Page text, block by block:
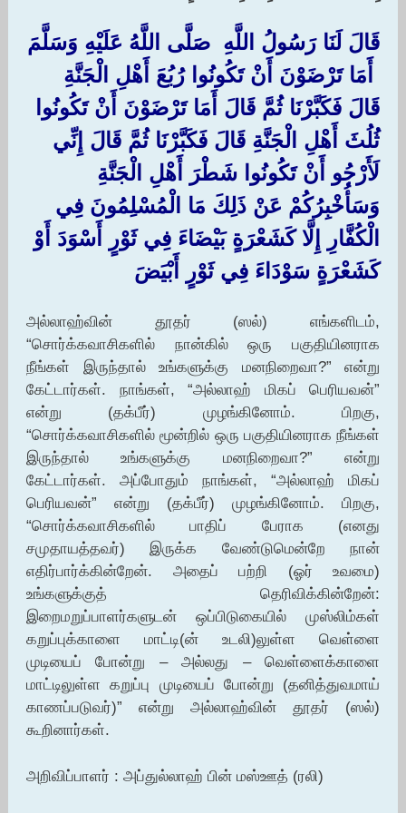
‏قَالَ لَنَا رَسُولُ اللَّهِ ‏ ‏صَلَّى اللَّهُ عَلَيْهِ وَسَلَّمَ
‏ ‏أَمَا تَرْضَوْنَ أَنْ تَكُونُوا رُبُعَ أَهْلِ الْجَنَّةِ
قَالَ فَكَبَّرْنَا ثُمَّ قَالَ أَمَا تَرْضَوْنَ أَنْ تَكُونُوا
ثُلُثَ أَهْلِ الْجَنَّةِ قَالَ فَكَبَّرْنَا ثُمَّ قَالَ إِنِّي
لَأَرْجُو أَنْ تَكُونُوا شَطْرَ أَهْلِ الْجَنَّةِ
وَسَأُخْبِرُكُمْ عَنْ ذَلِكَ مَا الْمُسْلِمُونَ فِي
الْكُفَّارِ إِلَّا كَشَعْرَةٍ بَيْضَاءَ فِي ثَوْرٍ أَسْوَدَ أَوْ
كَشَعْرَةٍ سَوْدَاءَ فِي ثَوْرٍ أَبْيَضَ
அல்லாஹ்வின் தூதர் (ஸல்) எங்களிடம்,
“சொர்க்கவாசிகளில் நான்கில் ஒரு பகுதியினராக
நீங்கள் இருந்தால் உங்களுக்கு மனநிறைவா?” என்று
கேட்டார்கள். நாங்கள், “அல்லாஹ் மிகப் பெரியவன்”
என்று (தக்பீர்) முழங்கினோம். பிறகு,
“சொர்க்கவாசிகளில் மூன்றில் ஒரு பகுதியினராக நீங்கள்
இருந்தால் உங்களுக்கு மனநிறைவா?” என்று
கேட்டார்கள். அப்போதும் நாங்கள், “அல்லாஹ் மிகப்
பெரியவன்” என்று (தக்பீர்) முழங்கினோம். பிறகு,
“சொர்க்கவாசிகளில் பாதிப் பேராக (எனது
சமுதாயத்தவர்) இருக்க வேண்டுமென்றே நான்
எதிர்பார்க்கின்றேன். அதைப் பற்றி (ஓர் உவமை)
உங்களுக்குத் தெரிவிக்கின்றேன்:
இறைமறுப்பாளர்களுடன் ஒப்பிடுகையில் முஸ்லிம்கள்
கறுப்புக்காளை மாட்டி(ன் உடலி)லுள்ள வெள்ளை
முடியைப் போன்று – அல்லது – வெள்ளைக்காளை
மாட்டிலுள்ள கறுப்பு முடியைப் போன்று (தனித்துவமாய்
காணப்படுவர்)” என்று அல்லாஹ்வின் தூதர் (ஸல்)
கூறினார்கள்.
அறிவிப்பாளர் : அப்துல்லாஹ் பின் மஸ்ஊத் (ரலி)